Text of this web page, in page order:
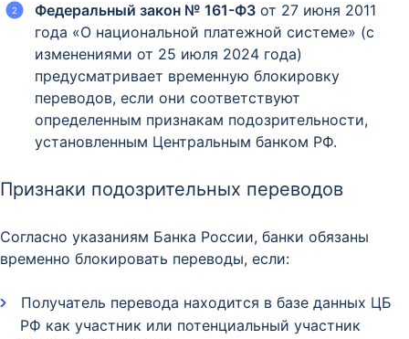
Федеральный закон № 161-ФЗ от 27 июня 2011
года «О национальной платежной системе» (с
изменениями от 25 июля 2024 года)
предусматривает временную блокировку
переводов, если они соответствуют
определенным признакам подозрительности,
установленным Центральным банком РФ.​
Признаки подозрительных переводов
Согласно указаниям Банка России, банки обязаны
временно блокировать переводы, если:​
Получатель перевода находится в базе данных ЦБ
РФ как участник или потенциальный участник